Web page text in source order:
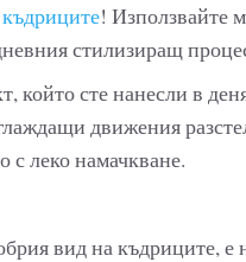
! Използвайте
стилизиращ
който сте нанесли в
движения
с леко намачкване.
вид на къдриците, е